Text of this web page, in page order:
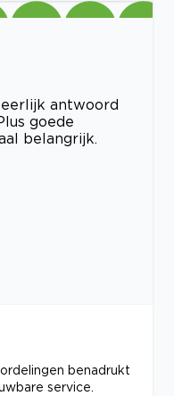
antwoord
goede
belangrijk.
benadrukt
service.